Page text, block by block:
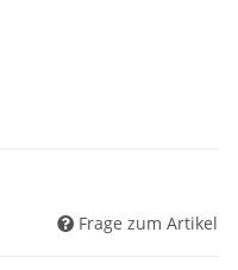
Frage zum Artikel